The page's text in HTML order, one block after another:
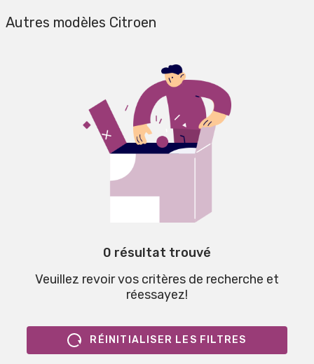
Autres modèles Citroen
0 résultat trouvé
Veuillez revoir vos critères de recherche et
réessayez!
RÉINITIALISER LES FILTRES